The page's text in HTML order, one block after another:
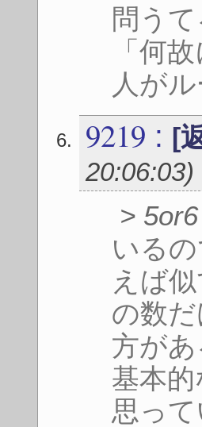
問う
「何
人が
9219 : [
20:06:03)
>
いる
えば
の数
方が
基本
思って